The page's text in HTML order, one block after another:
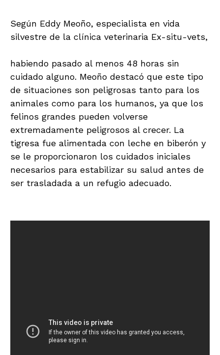
Según Eddy Meoño, especialista en vida
silvestre de la clínica veterinaria Ex-situ-vets,
habiendo pasado al menos 48 horas sin
cuidado alguno. Meoño destacó que este tipo
de situaciones son peligrosas tanto para los
animales como para los humanos, ya que los
felinos grandes pueden volverse
extremadamente peligrosos al crecer. La
tigresa fue alimentada con leche en biberón y
se le proporcionaron los cuidados iniciales
necesarios para estabilizar su salud antes de
ser trasladada a un refugio adecuado.